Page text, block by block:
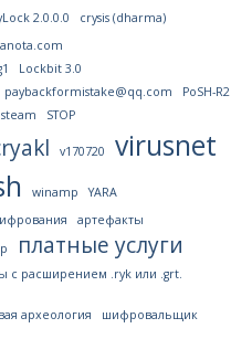
2.0.0.0
crysis (dharma)
Lockbit 3.0
paybackformistake@qq.com
PoSH-R2
steam STOP
v170720 virusnet
winamp
YARA
артефакты
платные услуги
с расширением .ryk или .grt.
археология шифровальщик